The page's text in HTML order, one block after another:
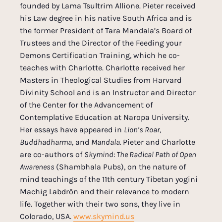
founded by Lama Tsultrim Allione. Pieter received
his Law degree in his native South Africa and is
the former President of Tara Mandala’s Board of
Trustees and the Director of the Feeding your
Demons Certification Training, which he co-
teaches with Charlotte. Charlotte received her
Masters in Theological Studies from Harvard
Divinity School and is an Instructor and Director
of the Center for the Advancement of
Contemplative Education at Naropa University.
Her essays have appeared in Lion’s Roar,
Buddhadharma, and Mandala. Pieter and Charlotte
are co-authors of Skymind: The Radical Path of Open
Awareness (Shambhala Pubs), on the nature of
mind teachings of the 11th century Tibetan yogini
Machig Labdrön and their relevance to modern
life. Together with their two sons, they live in
Colorado, USA. www.skymind.us